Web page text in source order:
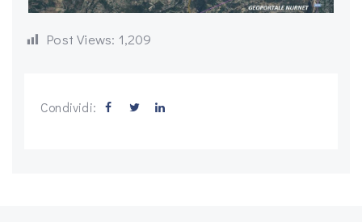
Post Views: 1,209
Condividi: